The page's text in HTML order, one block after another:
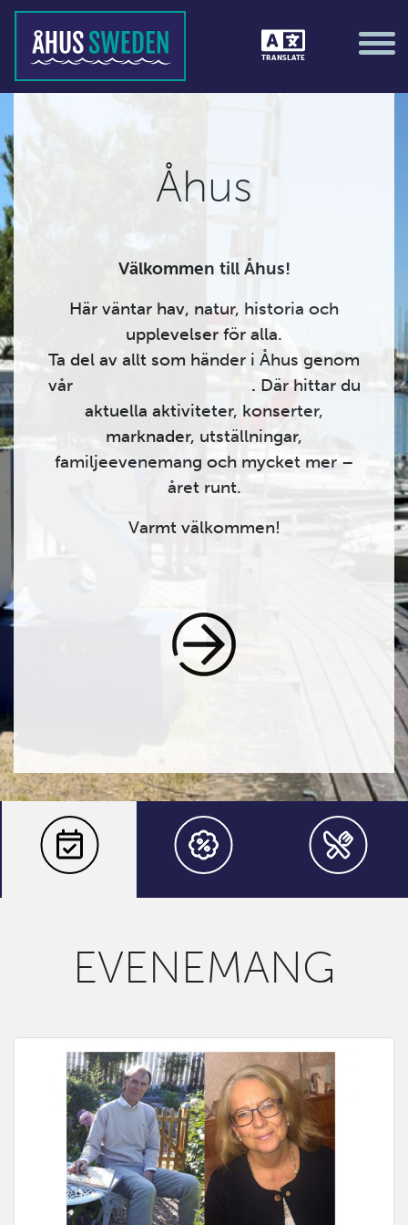
TRANSLATE
Åhus
Välkommen till Åhus!
Här väntar hav, natur, historia och
upplevelser för alla.
Ta del av allt som händer i Åhus genom
vår
. Där hittar du
aktuella aktiviteter, konserter,
marknader, utställningar,
familjeevenemang och mycket mer –
året runt.
Varmt välkommen!
EVENEMANG